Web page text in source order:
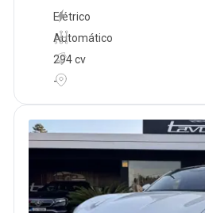
Automático
294 cv
Elétrico
-